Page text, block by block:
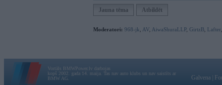
Jauna tēma Atbildēt
Moderatori: 968-jk AV AiwaShuraLLP, GirtzB Lafter
Vortāls BMWPower.lv darbojas
kopš 2002. gada 14. maija. Tas nav auto klubs un nav saistīts ar
BMW AG.
Galvena